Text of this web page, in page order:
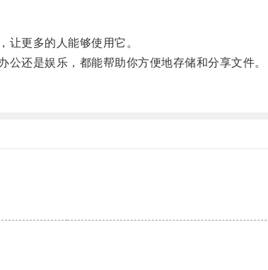
更多的人能够使用它。
还是娱乐，都能帮助你方便地存储和分享文件。